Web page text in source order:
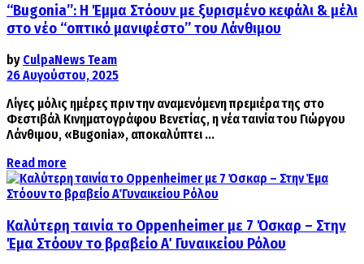
“Bugonia”: Η Έμμα Στόουν με ξυρισμένο κεφάλι & μέλι
στο νέο “οπτικό μανιφέστο” του Λάνθιμου
by CulpaNews Team
26 Αυγούστου, 2025
Λίγες μόλις ημέρες πριν την αναμενόμενη πρεμιέρα της στο
Φεστιβάλ Κινηματογράφου Βενετίας, η νέα ταινία του Γιώργου
Λάνθιμου, «Bugonia», αποκαλύπτει ...
Read more
Καλύτερη ταινία το Oppenheimer με 7 Όσκαρ – Στην
Έμα Στόουν το βραβείο Α΄ Γυναικείου Ρόλου